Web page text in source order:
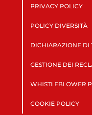
PRIVACY POLICY
POLICY DIVERSITÀ
DICHIARAZIONE DI
GESTIONE DEI
WHISTLEBLOWER
COOKIE POLICY